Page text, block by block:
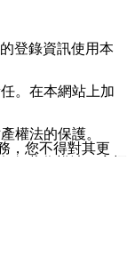
登錄資訊使用本
。在本網站上加
權法的保護。
，您不得對其更